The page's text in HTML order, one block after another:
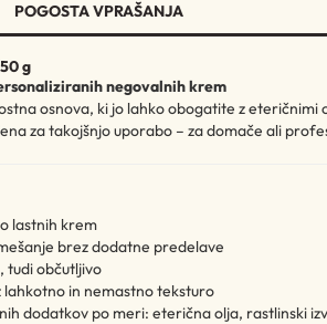
POGOSTA VPRAŠANJA
g
negovalnih krem
osnova, ki jo lahko obogatite z eteričnimi
za takojšnjo uporabo – za domače ali
lastnih krem
brez dodatne predelave
tudi občutljivo
lahkotno in nemastno teksturo
dodatkov po meri: eterična olja, rastlinski